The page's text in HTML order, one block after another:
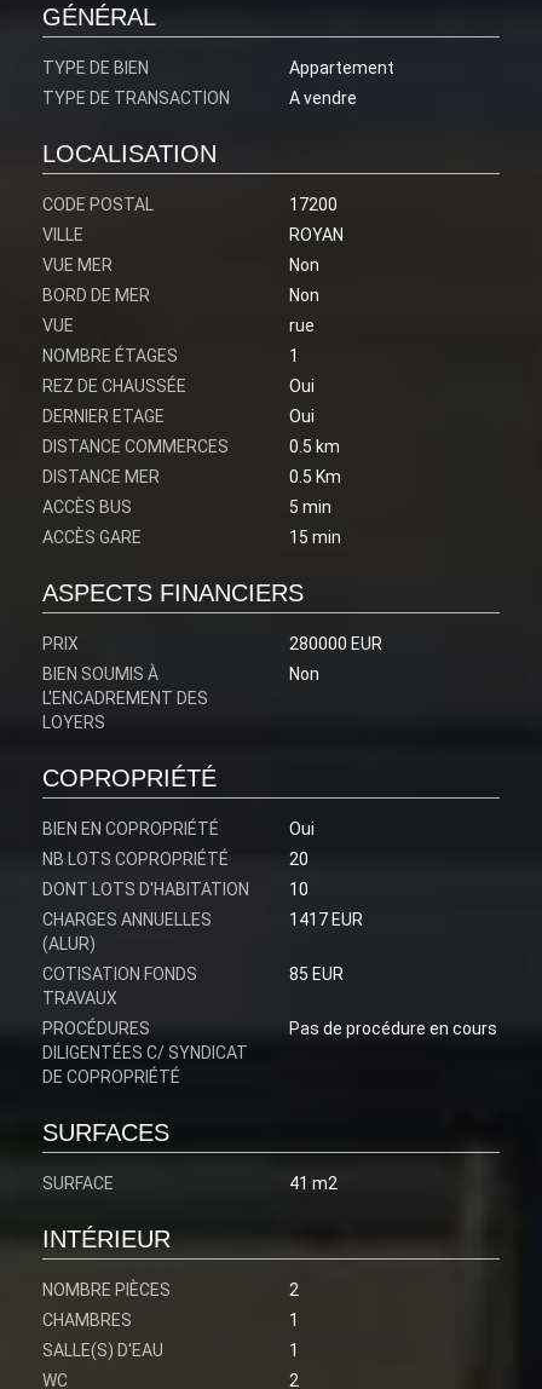
GÉNÉRAL
TYPE DE BIEN
Appartement
TYPE DE TRANSACTION
A vendre
LOCALISATION
CODE POSTAL
17200
VILLE
ROYAN
VUE MER
Non
BORD DE MER
Non
VUE
rue
NOMBRE ÉTAGES
1
REZ DE CHAUSSÉE
Oui
DERNIER ETAGE
Oui
DISTANCE COMMERCES
0.5 km
DISTANCE MER
0.5 Km
ACCÈS BUS
5 min
ACCÈS GARE
15 min
ASPECTS FINANCIERS
PRIX
280000 EUR
BIEN SOUMIS À
L'ENCADREMENT DES
LOYERS
Non
COPROPRIÉTÉ
BIEN EN COPROPRIÉTÉ
Oui
NB LOTS COPROPRIÉTÉ
20
DONT LOTS D'HABITATION
10
CHARGES ANNUELLES
(ALUR)
1417 EUR
COTISATION FONDS
TRAVAUX
85 EUR
PROCÉDURES
DILIGENTÉES C/ SYNDICAT
DE COPROPRIÉTÉ
Pas de procédure en cours
SURFACES
SURFACE 41 m2
INTÉRIEUR
NOMBRE PIÈCES
2
CHAMBRES
1
SALLE(S) D'EAU
1
WC
2